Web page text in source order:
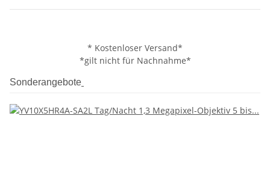
* Kostenloser Versand*
*gilt nicht für Nachnahme*
Sonderangebote